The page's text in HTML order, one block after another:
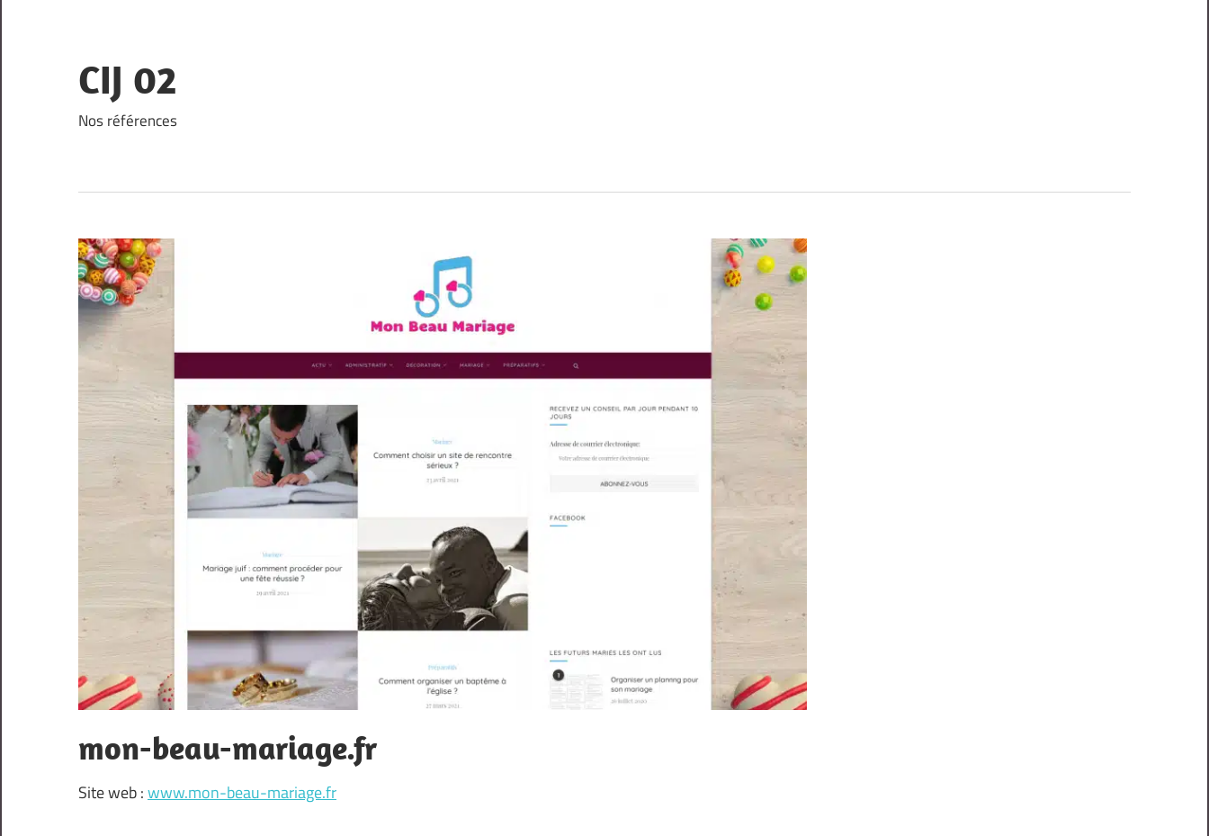
content
CIJ 02
Nos références
mon-beau-mariage.fr
Site web :www.mon-beau-mariage.fr